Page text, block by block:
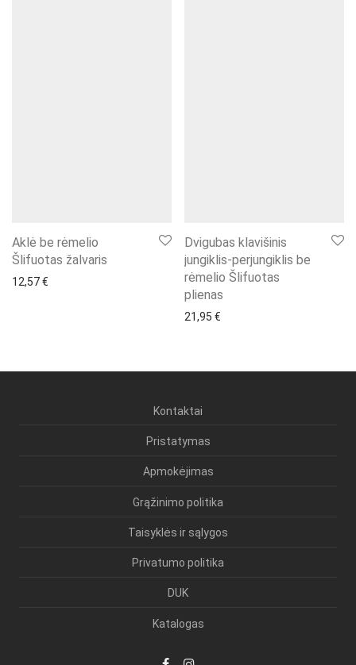
Aklė be rėmelio
Šlifuotas žalvaris
12,57€
Dvigubas klavišinis
jungiklis-perjungiklis be
rėmelio Šlifuotas
plienas
21,95 €
Kontaktai
Pristatymas
Apmokėjimas
Grąžinimo politika
Taisyklės ir sąlygos
Privatumo politika
DUK
Katalogas